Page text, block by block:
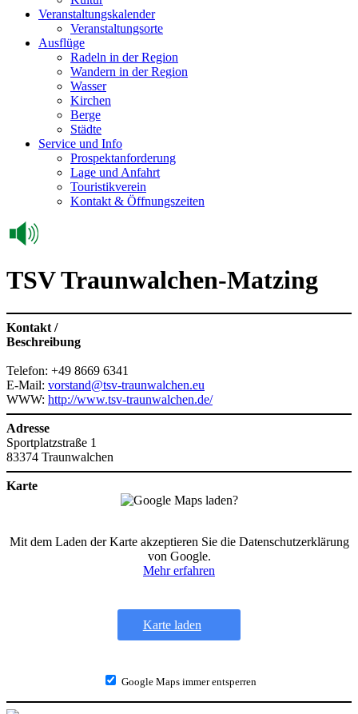
Veranstaltungskalender
Veranstaltungsorte
Ausflüge
Radeln in der Region
Wandern in der Region
Wasser
Kirchen
Berge
Städte
Service und Info
Prospektanforderung
Lage und Anfahrt
Touristikverein
Kontakt & Öffnungszeiten
TSV Traunwalchen-Matzing
Kontakt /
Beschreibung
Telefon: +49 8669 6341
E-Mail: vorstand@tsv-traunwalchen.eu
WWW: http://www.tsv-traunwalchen.de/
Adresse
Sportplatzstraße 1
83374 Traunwalchen
Karte
Mit dem Laden der Karte akzeptieren Sie die Datenschutzerklärung
von Google.
Mehr erfahren
Karte laden
Google Maps immer entsperren